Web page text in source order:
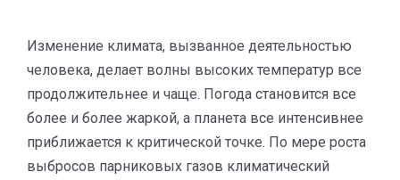
Изменение климата, вызванное деятельностью
человека, делает волны высоких температур все
продолжительнее и чаще. Погода становится все
более и более жаркой, а планета все интенсивнее
приближается к критической точке. По мере роста
выбросов парниковых газов климатический